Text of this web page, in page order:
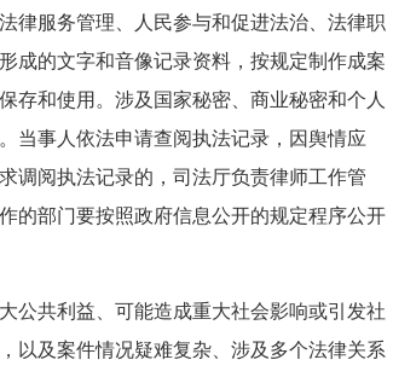
律服务管理、人民参与和促进法治、法律职
成的文字和音像记录资料，按规定制作成案
存和使用。涉及国家秘密、商业秘密和个人
当事人依法申请查阅执法记录，因舆情应
调阅执法记录的，司法厅负责律师工作管
的部门要按照政府信息公开的规定程序公开
公共利益、可能造成重大社会影响或引发社
以及案件情况疑难复杂、涉及多个法律关系